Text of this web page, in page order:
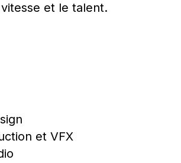
et le talent.
et VFX